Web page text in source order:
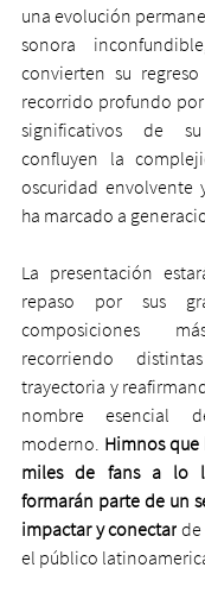
una evolución
sonora
convierten su
recorrido profundo
significativos de
confluyen la
oscuridad envolvente
ha marcado a
La presentación
repaso por sus
composiciones
recorriendo
trayectoria y
nombre esencial
moderno. Himnos
miles de fans a lo
formarán parte de un
impactar y conectar de
el público